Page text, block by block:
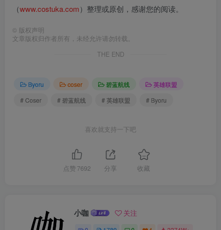
（www.costuka.com）整理或原创，感谢您的阅读。
© 版权声明
文章版权归作者所有，未经允许请勿转载。
THE END
Byoru coser 碧蓝航线
英雄联盟
# Coser
# 碧蓝航线 # 英雄联盟 # Byoru
喜欢就支持一下吧
点赞 7692 分享 收藏
小咖 关注